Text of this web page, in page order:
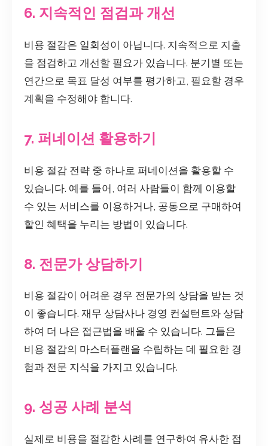
6. 지속적인 점검과 개선
비용 절감은 일회성이 아닙니다. 지속적으로 지출
을 점검하고 개선할 필요가 있습니다. 분기별 또는
연간으로 목표 달성 여부를 평가하고, 필요할 경우
계획을 수정해야 합니다.
7. 퍼네이션 활용하기
비용 절감 전략 중 하나로 퍼네이션을 활용할 수
있습니다. 예를 들어, 여러 사람들이 함께 이용할
수 있는 서비스를 이용하거나, 공동으로 구매하여
할인 혜택을 누리는 방법이 있습니다.
8. 전문가 상담하기
비용 절감이 어려운 경우 전문가의 상담을 받는 것
이 좋습니다. 재무 상담사나 경영 컨설턴트와 상담
하여 더 나은 접근법을 배울 수 있습니다. 그들은
비용 절감의 마스터플랜을 수립하는 데 필요한 경
험과 전문 지식을 가지고 있습니다.
9. 성공 사례 분석
실제로 비용을 절감한 사례를 연구하여 유사한 접